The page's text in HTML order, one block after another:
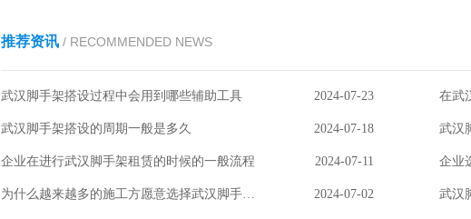
推荐资讯 / RECOMMENDED NEWS
2024-07-23
武汉脚手架搭设过程中会用到哪些辅助工具 在武
2024-07-18
武汉脚手架搭设的周期一般是多久 武汉
2024-07-11
企业在进行武汉脚手架租赁的时候的一般流程 企业
2024-07-02
为什么越来越多的施工方愿意选择武汉脚手架租赁 武汉